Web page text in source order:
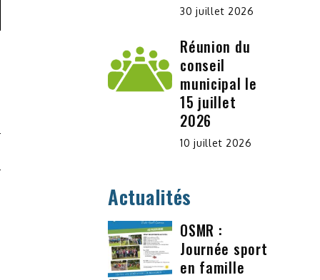
30 juillet 2026
Réunion du
conseil
municipal le
15 juillet
2026
10 juillet 2026
Actualités
OSMR :
Journée sport
en famille